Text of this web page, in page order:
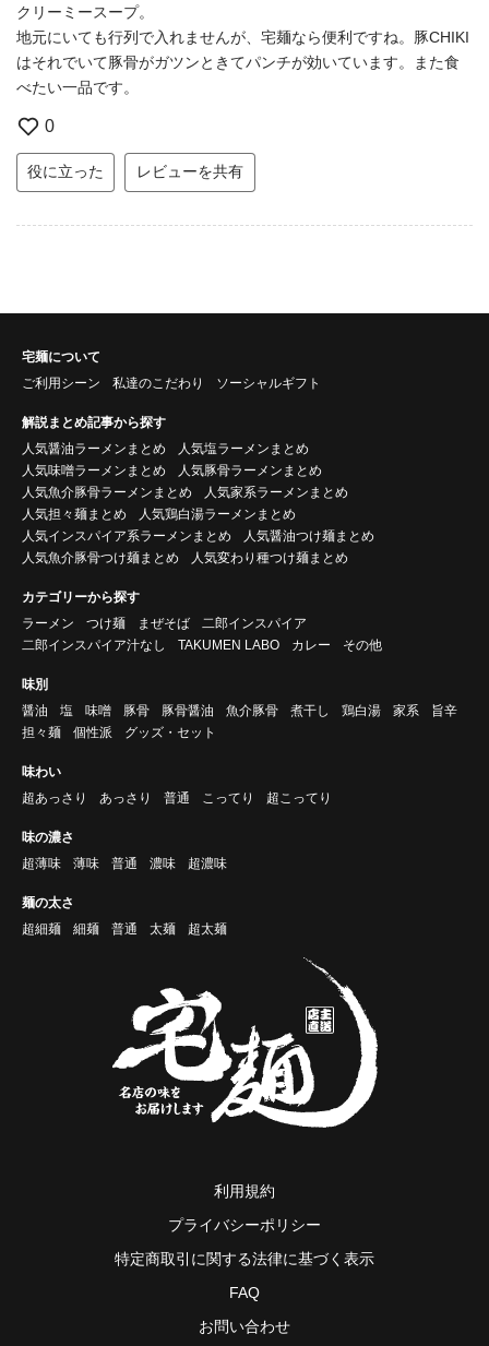
クリーミースープ。
地元にいても行列で入れませんが、宅麺なら便利ですね。豚CHIKI
はそれでいて豚骨がガツンときてパンチが効いています。また食
べたい一品です。
0
役に立った レビューを共有
宅麺について
ご利用シーン
私達のこだわり ソーシャルギフト
解説まとめ記事から探す
人気醤油ラーメンまとめ
人気塩ラーメンまとめ
人気味噌ラーメンまとめ
人気豚骨ラーメンまとめ
人気魚介豚骨ラーメンまとめ
人気家系ラーメンまとめ
人気担々麺まとめ
人気鶏白湯ラーメンまとめ
人気インスパイア系ラーメンまとめ
人気醤油つけ麺まとめ
人気魚介豚骨つけ麺まとめ
人気変わり種つけ麺まとめ
カテゴリーから探す
ラーメン
つけ麺 まぜそば
二郎インスパイア
二郎インスパイア汁なし
TAKUMEN LABO カレー その他
味別
醤油
塩 味噌 豚骨 豚骨醤油 魚介豚骨 煮干し 鶏白湯 家系
旨辛
担々麺
個性派 グッズ・セット
味わい
超あっさり
あっさり 普通 こってり 超こってり
味の濃さ
超薄味
薄味 普通 濃味 超濃味
麺の太さ
超細麺
細麺 普通 太麺 超太麺
利用規約
プライバシーポリシー
特定商取引に関する法律に基づく表示
FAQ
お問い合わせ